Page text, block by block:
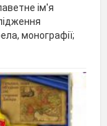
ім'я
монографії;